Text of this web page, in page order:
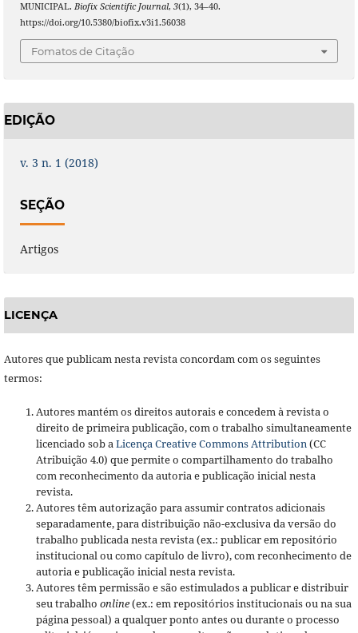
MUNICIPAL. Biofix Scientific Journal, 3(1), 34–40.
https://doi.org/10.5380/biofix.v3i1.56038
Fomatos de Citação
EDIÇÃO
v. 3 n. 1 (2018)
SEÇÃO
Artigos
LICENÇA
Autores que publicam nesta revista concordam com os seguintes
termos:
Autores mantém os direitos autorais e concedem à revista o
direito de primeira publicação, com o trabalho simultaneamente
licenciado sob aLicença Creative Commons Attribution(CC
Atribuição 4.0) que permite o compartilhamento do trabalho
com reconhecimento da autoria e publicação inicial nesta
revista.
Autores têm autorização para assumir contratos adicionais
separadamente, para distribuição não-exclusiva da versão do
trabalho publicada nesta revista (ex.: publicar em repositório
institucional ou como capítulo de livro), com reconhecimento de
autoria e publicação inicial nesta revista.
Autores têm permissão e são estimulados a publicar e distribuir
seu trabalho online(ex.: em repositórios institucionais ou na sua
página pessoal) a qualquer ponto antes ou durante o processo